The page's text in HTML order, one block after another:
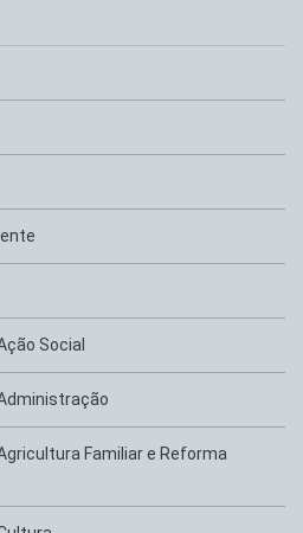
Social
Familiar e Reforma